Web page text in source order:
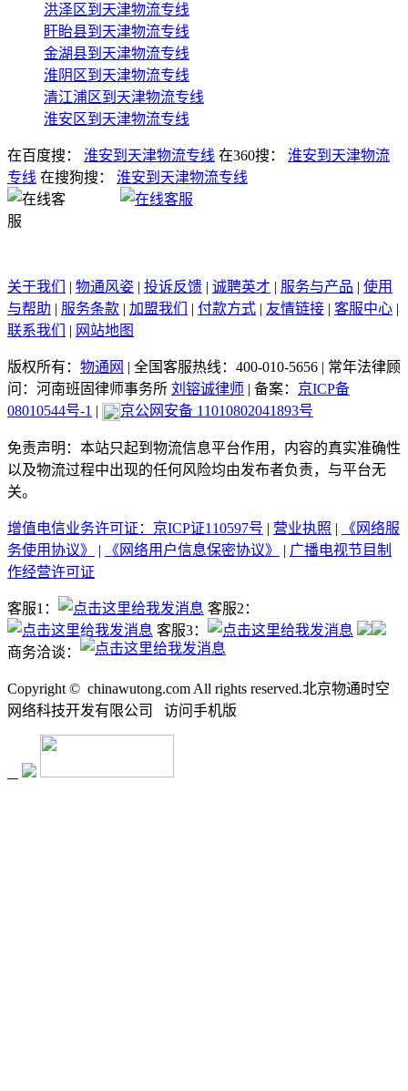
洪泽区到天津物流专线
盱眙县到天津物流专线
金湖县到天津物流专线
淮阴区到天津物流专线
清江浦区到天津物流专线
淮安区到天津物流专线
在百度搜： 淮安到天津物流专线 在360搜：
淮安到天津物流
专线 在搜狗搜： 淮安到天津物流专线
关于我们 | 物通风姿 | 投诉反馈 | 诚聘英才 | 服务与产品 | 使用
与帮助 | 服务条款 | 加盟我们 | 付款方式 | 友情链接 | 客服中心 |
联系我们
| 网站地图
版权所有： 物通网 | 全国客服热线：400-010-5656 | 常年法律顾
问：河南班固律师事务所 刘镕诚律师 | 备案： 京ICP备
08010544号-1 | 京公网安备 11010802041893号
免责声明：本站只起到物流信息平台作用，内容的真实准确性
以及物流过程中出现的任何风险均由发布者负责，与平台无
关。
增值电信业务许可证：京ICP证110597号 | 营业执照 |
《网络服
务使用协议》
| 《网络用户信息保密协议》 | 广播电视节目制
作经营许可证
客服1：
客服2：
客服3：
商务洽谈：
Copyright © chinawutong.com All rights reserved.北京物通时空
网络科技开发有限公司
访问手机版